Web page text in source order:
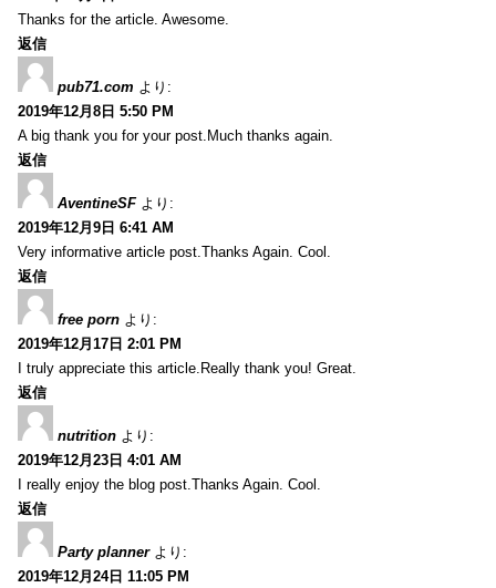
Thanks for the article. Awesome.
返信
pub71.com より:
2019年12月8日 5:50 PM
A big thank you for your post.Much thanks again.
返信
AventineSF より:
2019年12月9日 6:41 AM
Very informative article post.Thanks Again. Cool.
返信
free porn より:
2019年12月17日 2:01 PM
I truly appreciate this article.Really thank you! Great.
返信
nutrition より:
2019年12月23日 4:01 AM
I really enjoy the blog post.Thanks Again. Cool.
返信
Party planner より:
2019年12月24日 11:05 PM